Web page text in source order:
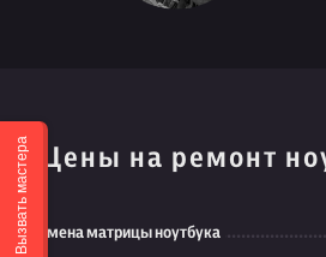
Цены на ремонт
Замена матрицы ноутбука
Вызвать мастера